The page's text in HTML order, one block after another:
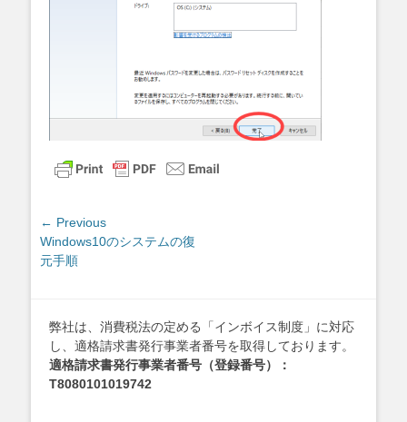
投
稿
ナ
ー
シ
ョ
← Previous
Previous
post:
Windows10のシステムの復
元手順
弊社は、消費税法の定める「インボイス制度」に対応
し、適格請求書発行事業者番号を取得しております。
適格請求書発行事業者番号（登録番号）：
T8080101019742